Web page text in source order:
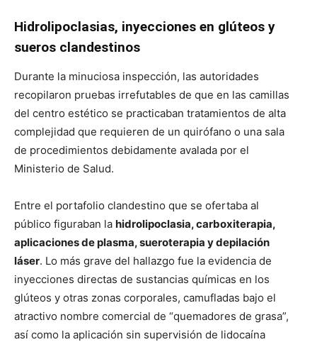
Hidrolipoclasias, inyecciones en glúteos y
sueros clandestinos
Durante la minuciosa inspección, las autoridades
recopilaron pruebas irrefutables de que en las camillas
del centro estético se practicaban tratamientos de alta
complejidad que requieren de un quirófano o una sala
de procedimientos debidamente avalada por el
Ministerio de Salud.
Entre el portafolio clandestino que se ofertaba al
público figuraban la hidrolipoclasia, carboxiterapia,
aplicaciones de plasma, sueroterapia y depilación
láser. Lo más grave del hallazgo fue la evidencia de
inyecciones directas de sustancias químicas en los
glúteos y otras zonas corporales, camufladas bajo el
atractivo nombre comercial de “quemadores de grasa”,
así como la aplicación sin supervisión de lidocaína